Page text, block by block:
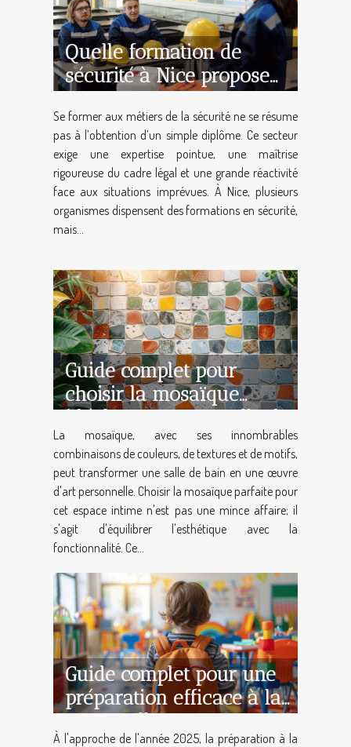
Quelle formation de
sécurité à Nice propose
un accompagnement
complet ?
Se former aux métiers de la sécurité ne se résume
pas à l’obtention d’un simple diplôme. Ce secteur
exige une expertise pointue, une maîtrise
rigoureuse du cadre légal et une grande réactivité
face aux situations imprévues. À Nice, plusieurs
organismes dispensent des formations en sécurité,
mais...
Guide complet pour
choisir la mosaïque
idéale pour votre salle de
bain
La mosaïque, avec ses innombrables
combinaisons de couleurs, de textures et de motifs,
peut transformer une salle de bain en une œuvre
d'art personnelle. Choisir la mosaïque parfaite pour
cet espace intime n'est pas une mince affaire; il
s'agit d'équilibrer l'esthétique avec la
fonctionnalité. Ce...
Guide complet pour une
préparation efficace à la
maternelle en 2025
À l'approche de l'année 2025, la préparation à la